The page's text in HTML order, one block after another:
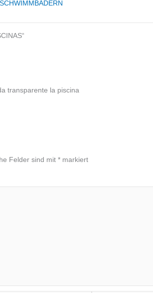
transparente la piscina
Felder sind mit * markiert